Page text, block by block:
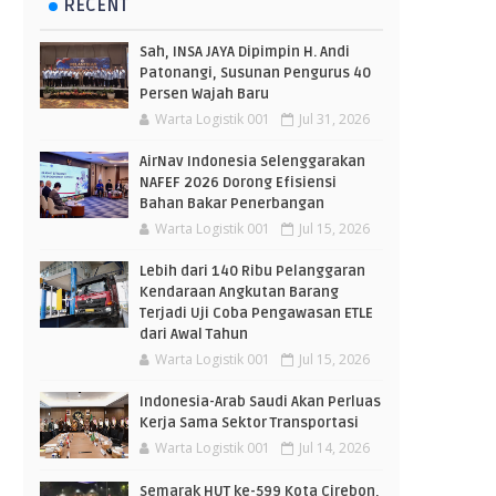
RECENT
Sah, INSA JAYA Dipimpin H. Andi
Patonangi, Susunan Pengurus 40
Persen Wajah Baru
Warta Logistik 001 Jul 31, 2026
AirNav Indonesia Selenggarakan
NAFEF 2026 Dorong Efisiensi
Bahan Bakar Penerbangan
Warta Logistik 001 Jul 15, 2026
Lebih dari 140 Ribu Pelanggaran
Kendaraan Angkutan Barang
Terjadi Uji Coba Pengawasan ETLE
dari Awal Tahun
Warta Logistik 001 Jul 15, 2026
Indonesia-Arab Saudi Akan Perluas
Kerja Sama Sektor Transportasi
Warta Logistik 001 Jul 14, 2026
Semarak HUT ke-599 Kota Cirebon,